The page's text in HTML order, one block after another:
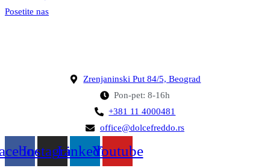
Posetite nas
Zrenjaninski Put 84/5, Beograd
Pon-pet: 8-16h
+381 11 4000481
office@dolcefreddo.rs
InstagramLinkedinYoutube